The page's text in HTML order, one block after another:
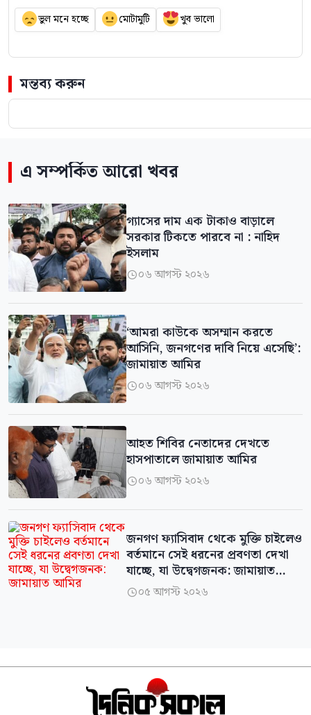
ভুল মনে হচ্ছে মোটামুটি খুব ভালো
মন্তব্য করুন
এ সম্পর্কিত আরো খবর
গ্যাসের দাম এক টাকাও বাড়ালে
সরকার টিকতে পারবে না : নাহিদ
ইসলাম
০৬ আগস্ট ২০২৬
‘আমরা কাউকে অসম্মান করতে
আসিনি, জনগণের দাবি নিয়ে এসেছি’:
জামায়াত আমির
০৬ আগস্ট ২০২৬
আহত শিবির নেতাদের দেখতে
হাসপাতালে জামায়াত আমির
০৬ আগস্ট ২০২৬
জনগণ ফ্যাসিবাদ থেকে মুক্তি চাইলেও
বর্তমানে সেই ধরনের প্রবণতা দেখা
যাচ্ছে, যা উদ্বেগজনক: জামায়াত
আমির
০৫ আগস্ট ২০২৬